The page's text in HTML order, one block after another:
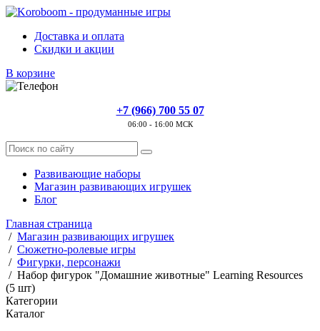
Доставка и оплата
Скидки и акции
В корзине
+7 (966) 700 55 07
06:00 - 16:00 МСК
Развивающие наборы
Магазин развивающих игрушек
Блог
Главная страница
/ Магазин развивающих игрушек
/ Сюжетно-ролевые игры
/ Фигурки, персонажи
/ Набор фигурок "Домашние животные" Learning Resources
(5 шт)
Категории
Каталог